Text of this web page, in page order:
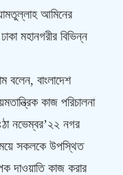
আমিনের
মহানগরীর বিভিন্ন
বলেন, বাংলাদেশ
কাজ পরিচালনা
নভেম্বর’২২ নগর
সকলকে উপস্থিত
দাওয়াতি কাজ করার